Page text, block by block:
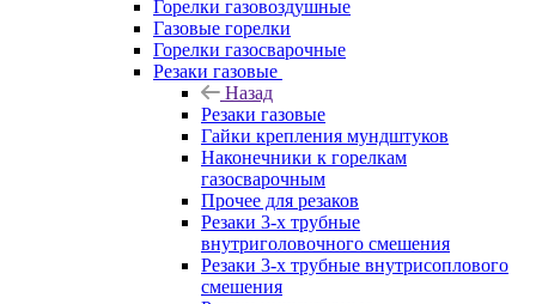
Горелки газовоздушные
Газовые горелки
Горелки газосварочные
Резаки газовые
Назад
Резаки газовые
Гайки крепления мундштуков
Наконечники к горелкам
газосварочным
Прочее для резаков
Резаки 3-х трубные
внутриголовочного смешения
Резаки 3-х трубные внутрисоплового
смешения